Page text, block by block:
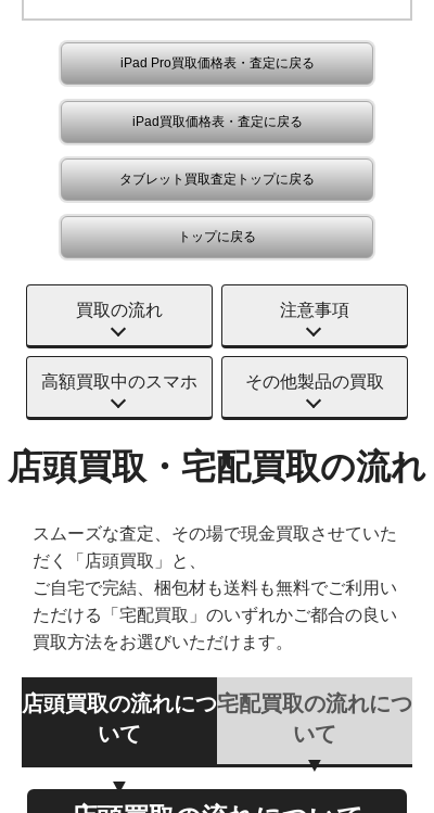
iPad Pro買取価格表・査定に戻る
iPad買取価格表・査定に戻る
タブレット買取査定トップに戻る
トップに戻る
買取の流れ 注意事項
高額買取中のスマホ その他製品の買取
店頭買取・宅配買取の流れ
スムーズな査定、その場で現金買取させていた
だく「店頭買取」と、
ご自宅で完結、梱包材も送料も無料でご利用い
ただける「宅配買取」のいずれかご都合の良い
買取方法をお選びいただけます。
店頭買取の流れにつ
いて
宅配買取の流れにつ
いて